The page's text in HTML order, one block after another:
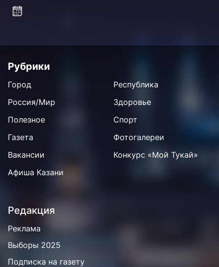
Рубрики
Город
Республика
Россия/Мир
Здоровье
Полезное
Спорт
Газета
Фотогалереи
Вакансии
Конкурс «Мой Тукай»
Афиша Казани
Редакция
Реклама
Выборы 2025
Подписка на газету